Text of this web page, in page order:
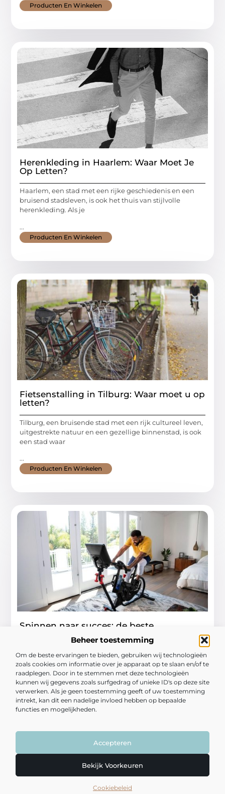
Beheer toestemming
Om de beste ervaringen te bieden, gebruiken wij technologieën
zoals cookies om informatie over je apparaat op te slaan en/of te
raadplegen. Door in te stemmen met deze technologieën
kunnen wij gegevens zoals surfgedrag of unieke ID's op deze site
verwerken. Als je geen toestemming geeft of uw toestemming
intrekt, kan dit een nadelige invloed hebben op bepaalde
functies en mogelijkheden.
Accepteren
Bekijk Voorkeuren
Cookiebeleid
Producten En Winkelen
Herenkleding in Haarlem: Waar Moet Je
Op Letten?
Haarlem, een stad met een rijke geschiedenis en een
bruisend stadsleven, is ook het thuis van stijlvolle
herenkleding. Als je
...
Producten En Winkelen
Fietsenstalling in Tilburg: Waar moet u op
letten?
Tilburg, een bruisende stad met een rijk cultureel leven,
uitgestrekte natuur en een gezellige binnenstad, is ook
een stad waar
...
Producten En Winkelen
Spinnen naar succes: de beste
spinningfietsen voor thuis van
Fitness24.nl
Fitness is een belangrijk onderdeel van een gezonde
levensstijl en met de groeiende populariteit van thuis
sporten, is het kiezen
...
Producten En Winkelen